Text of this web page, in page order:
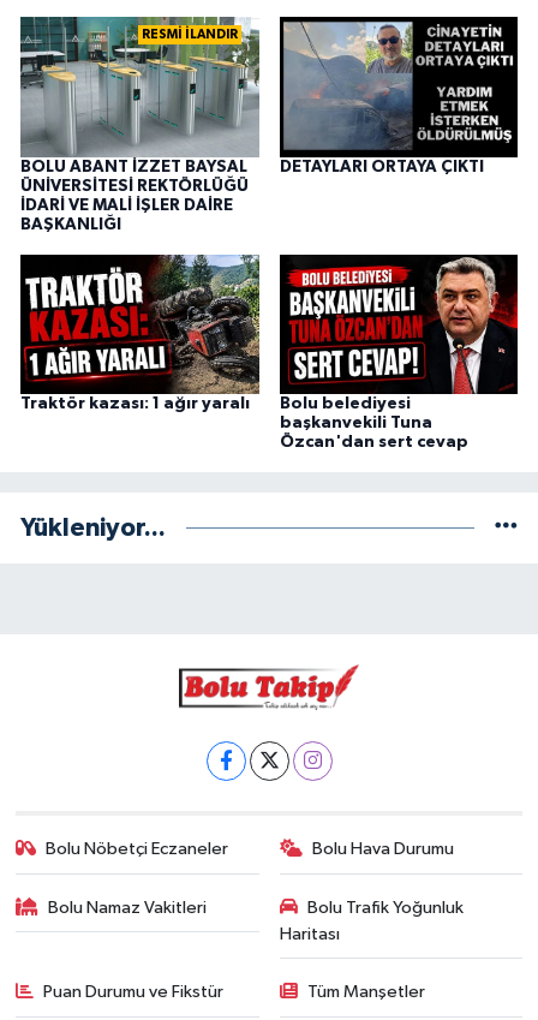
RESMİ İLANDIR
BOLU ABANT İZZET BAYSAL
ÜNİVERSİTESİ REKTÖRLÜĞÜ
İDARİ VE MALİ İŞLER DAİRE
BAŞKANLIĞI
DETAYLARI ORTAYA ÇIKTI
Traktör kazası: 1 ağır yaralı
Bolu belediyesi
başkanvekili Tuna
Özcan'dan sert cevap
Yükleniyor...
Bolu Nöbetçi Eczaneler Bolu Hava Durumu
Bolu Namaz Vakitleri
Bolu Trafik Yoğunluk
Haritası
Puan Durumu ve Fikstür Tüm Manşetler